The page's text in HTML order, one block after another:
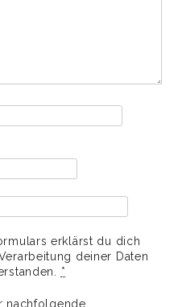
erklärst du dich
deiner Daten
*
nachfolgende